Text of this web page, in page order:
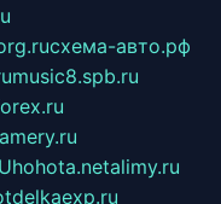
схема-авто.рф
music8.spb.ru
hohota.netalimy.ru